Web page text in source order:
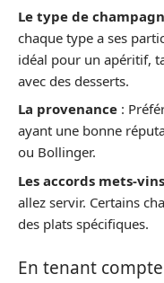
Le type de
chaque type a ses
idéal pour un apéritif,
avec des desserts.
La provenance :
ayant une bonne
ou Bollinger.
Les accords mets-vins
allez servir. Certains
des plats spécifiques.
En tenant